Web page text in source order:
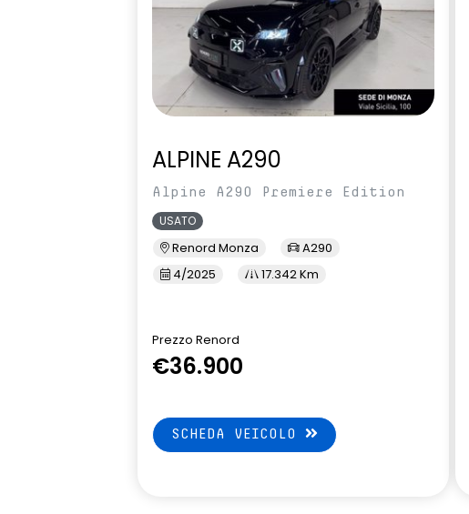
ALPINE A290
Alpine A290 Premiere Edition
USATO
Renord Monza
A290
4/2025
17.342 Km
Prezzo Renord
€36.900
SCHEDA VEICOLO